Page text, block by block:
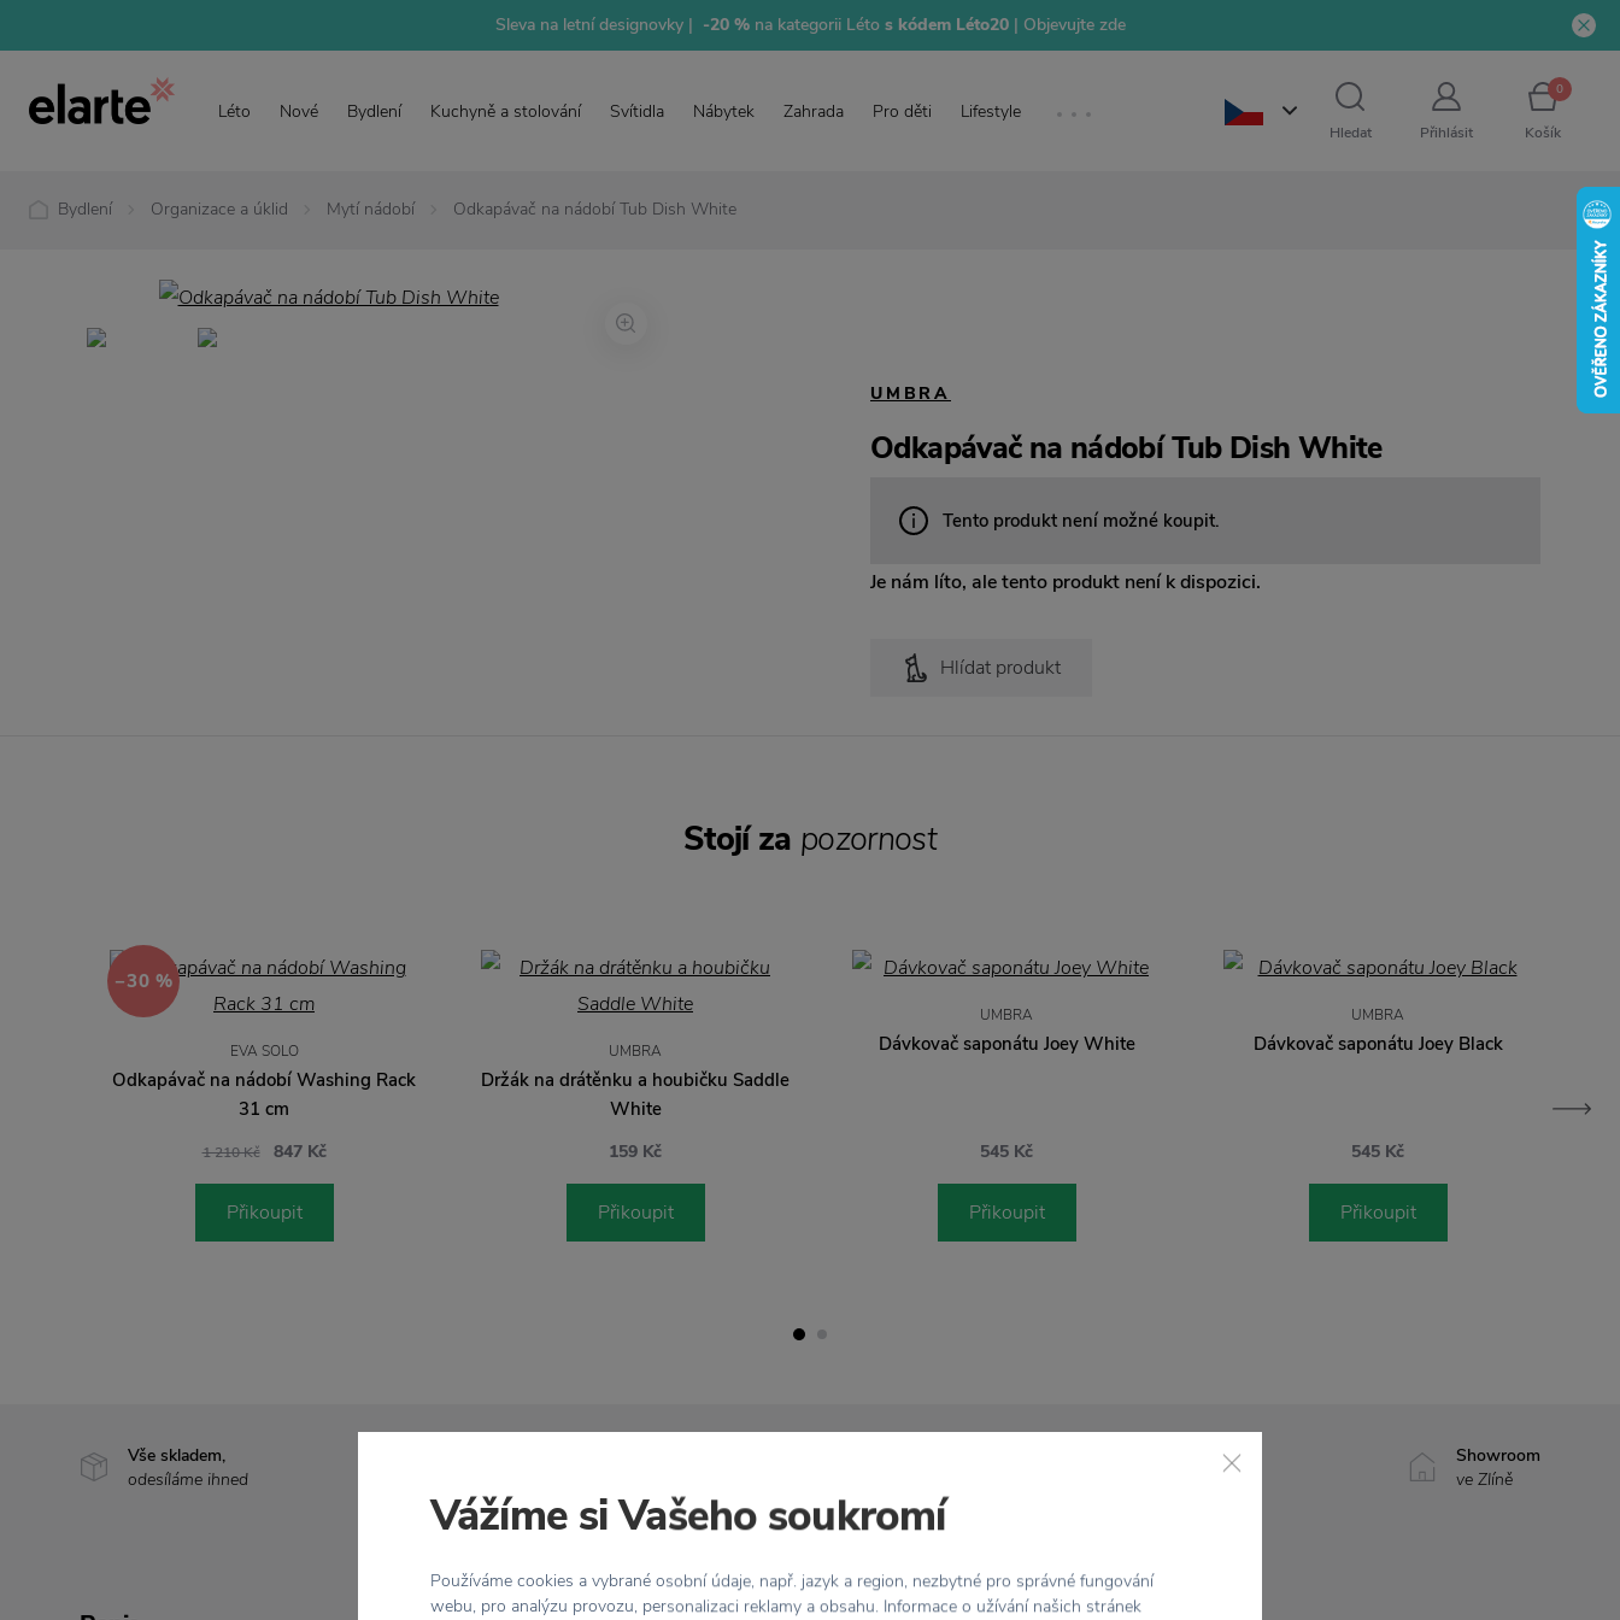
Sleva na letní designovky | -20 %na kategorii Létos kódem Léto20 | Objevujte zde
Léto Nové Bydlení Kuchyně a stolování Svítidla Nábytek Zahrada Pro děti Lifestyle
Hledat Přihlásit
0
Košík
Bydlení Organizace a úklid Mytí nádobí Odkapávač na nádobí Tub Dish White
UMBRA
Odkapávač na nádobí Tub Dish White
Tento produkt není možné koupit.
Je nám líto, ale tento produkt není k dispozici.
Hlídat produkt
Vše skladem,
odesíláme ihned
7500+ produktů
Showroom
ve Zlíně
Stojí za pozornost
−30 %
EVA SOLO
Odkapávač na nádobí Washing Rack
31 cm
1 210 Kč 847 Kč
Přikoupit
UMBRA
Držák na drátěnku a houbičku Saddle
White
159 Kč
Přikoupit
UMBRA
Dávkovač saponátu Joey White
545 Kč
Přikoupit
UMBRA
Dávkovač saponátu Joey Black
545 Kč
Přikoupit
Vážíme si Vašeho soukromí
Používáme cookies a vybrané osobní údaje, např. jazyk a region, nezbytné pro správné fungování
webu, pro analýzu provozu, personalizaci reklamy a obsahu. Informace o užívání našich stránek